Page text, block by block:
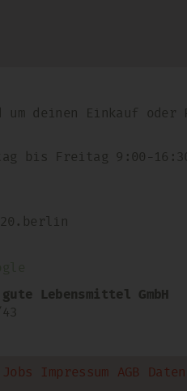
um deinen Einkauf oder
bis Freitag 9:00-
Lebensmittel GmbH
Jobs Impressum AGB